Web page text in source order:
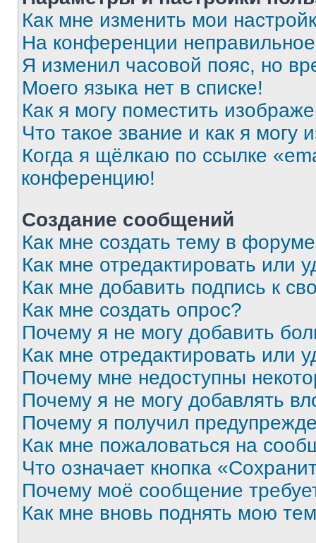
Как мне изменить мои
На конференции
Я изменил часовой пояс, но
Моего языка нет в списке!
Как я могу поместить
Что такое звание и как я могу
Когда я щёлкаю по ссылке
конференцию!
Создание сообщений
Как мне создать тему в
Как мне отредактировать или
Как мне добавить подпись к
Как мне создать опрос?
Почему я не могу добавить
Как мне отредактировать или
Почему мне недоступны
Почему я не могу добавлять
Почему я получил
Как мне пожаловаться на
Что означает кнопка
Почему моё сообщение
Как мне вновь поднять мою